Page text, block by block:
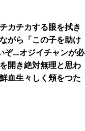
カチカする眼を拭き
がら「この子を助け
ぞ…オジイチャンが必
開き絶対無理と思わ
血生々しく頬をつた